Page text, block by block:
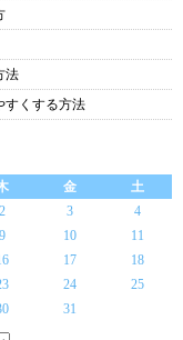
法
すくする方法
金
土
2 3
4
9 10
11
17
18
24
25
31